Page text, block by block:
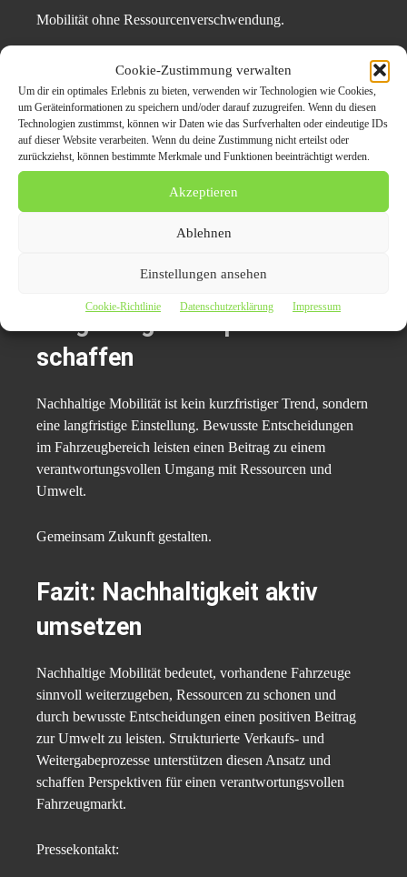
Cookie-Zustimmung verwalten
Um dir ein optimales Erlebnis zu bieten, verwenden wir Technologien wie Cookies,
um Geräteinformationen zu speichern und/oder darauf zuzugreifen. Wenn du diesen
Technologien zustimmst, können wir Daten wie das Surfverhalten oder eindeutige IDs
auf dieser Website verarbeiten. Wenn du deine Zustimmung nicht erteilst oder
zurückziehst, können bestimmte Merkmale und Funktionen beeinträchtigt werden.
Akzeptieren
Ablehnen
Einstellungen ansehen
Cookie-Richtlinie Datenschutzerklärung Impressum
Mobilität ohne Ressourcenverschwendung.
Mobilität jenseits des eigenen
Fahrzeugs
Nachhaltigkeit umfasst auch alternative
Fahrradnutzung. Diese Optionen ergänzen den
Vielfältige Wege der Mobilität nutzen.
schaffen
Nachhaltige Mobilität ist kein kurzfristiger Trend, sondern
eine langfristige Einstellung. Bewusste Entscheidungen
im Fahrzeugbereich leisten einen Beitrag zu einem
verantwortungsvollen Umgang mit Ressourcen und
Umwelt.
Gemeinsam Zukunft gestalten.
Fazit: Nachhaltigkeit aktiv
umsetzen
Nachhaltige Mobilität bedeutet, vorhandene Fahrzeuge
sinnvoll weiterzugeben, Ressourcen zu schonen und
durch bewusste Entscheidungen einen positiven Beitrag
zur Umwelt zu leisten. Strukturierte Verkaufs- und
Weitergabeprozesse unterstützen diesen Ansatz und
schaffen Perspektiven für einen verantwortungsvollen
Fahrzeugmarkt.
Pressekontakt: